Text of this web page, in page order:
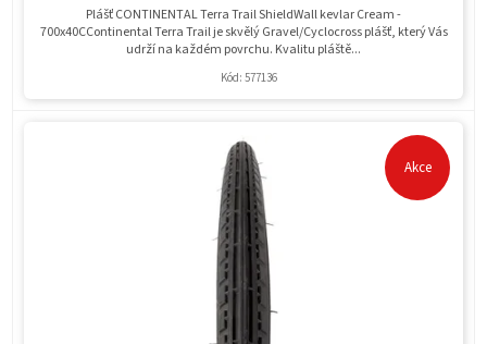
Plášť CONTINENTAL Terra Trail ShieldWall kevlar Cream -
700x40CContinental Terra Trail je skvělý Gravel/Cyclocross plášť, který Vás
udrží na každém povrchu. Kvalitu pláště...
Kód: 577136
Akce